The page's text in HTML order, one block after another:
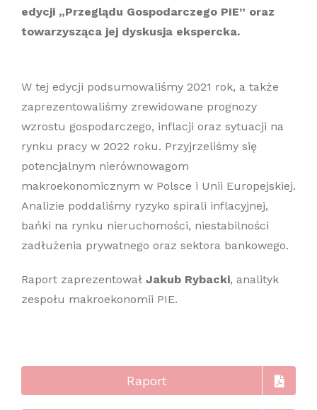
edycji „Przeglądu Gospodarczego PIE” oraz
towarzysząca jej dyskusja ekspercka.
W tej edycji podsumowaliśmy 2021 rok, a także
zaprezentowaliśmy zrewidowane prognozy
wzrostu gospodarczego, inflacji oraz sytuacji na
rynku pracy w 2022 roku. Przyjrzeliśmy się
potencjalnym nierównowagom
makroekonomicznym w Polsce i Unii Europejskiej.
Analizie poddaliśmy ryzyko spirali inflacyjnej,
bańki na rynku nieruchomości, niestabilności
zadłużenia prywatnego oraz sektora bankowego.
Raport zaprezentował Jakub Rybacki, analityk
zespołu makroekonomii PIE.
Raport